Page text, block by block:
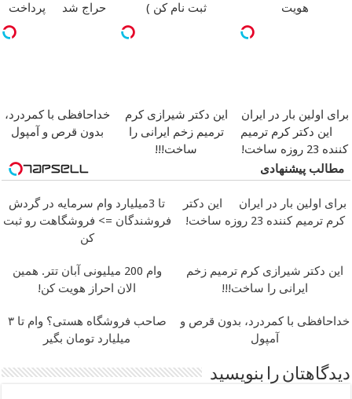
هویت
ثبت نام کن )
حراج شد
پرداخت
برای اولین بار در ایران
این دکتر کرم ترمیم
کننده 23 روزه ساخت!
این دکتر شیرازی کرم
ترمیم زخم ایرانی را
ساخت!!!
خداحافظی با کمردرد،
بدون قرص و آمپول
مطالب پیشنهادی
برای اولین بار در ایران
این دکتر
کرم ترمیم کننده 23 روزه ساخت!
تا 3میلیارد وام سرمایه در گردش
فروشندگان => فروشگاهت رو ثبت
کن
این دکتر شیرازی کرم ترمیم زخم
ایرانی را ساخت!!!
وام 200 میلیونی آبان تتر. همین
الان احراز هویت کن!
خداحافظی با کمردرد، بدون قرص و
آمپول
صاحب فروشگاه هستی؟ وام تا ۳
میلیارد تومان بگیر
دیدگاهتان را بنویسید